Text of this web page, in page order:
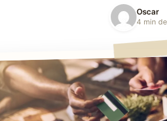
Oscar
4 min